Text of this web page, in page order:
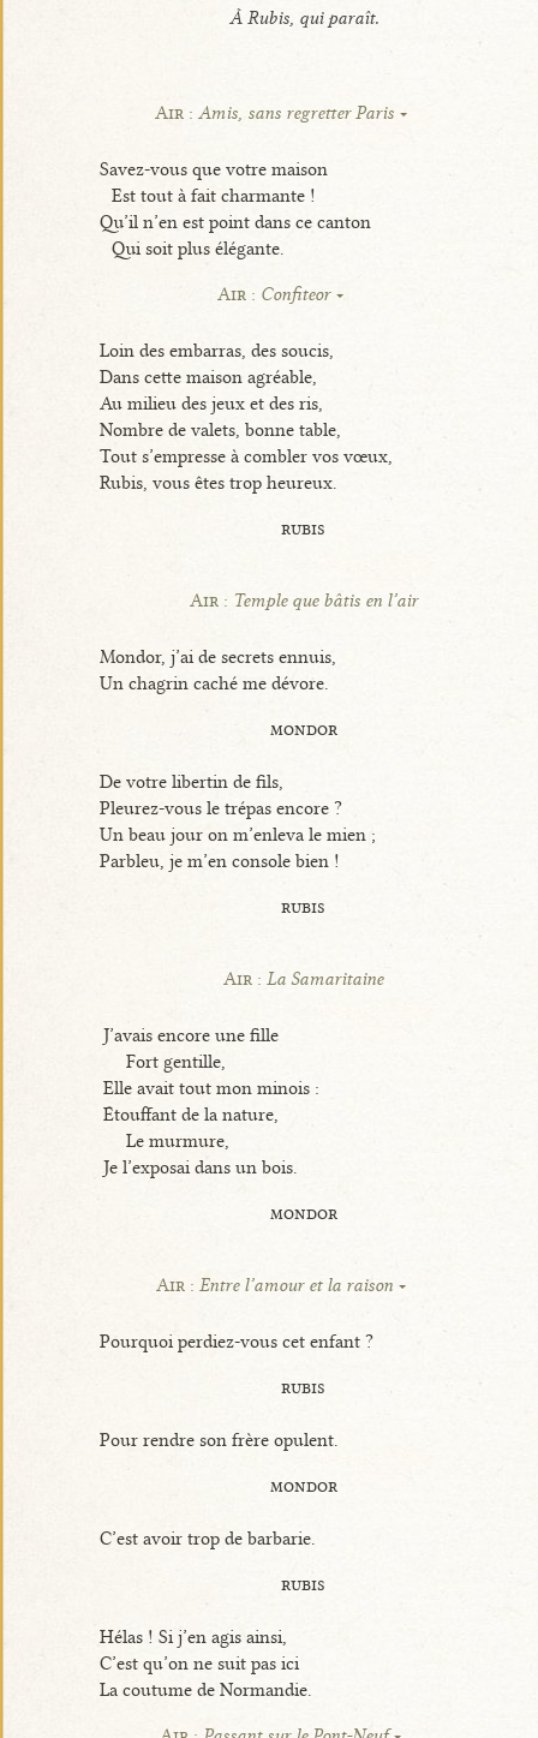
À Rubis, qui paraît.
Air : Amis, sans regretter Paris
Savez-vous que votre maison
Est tout à fait charmante !
Qu’il n’en est point dans ce canton
Qui soit plus élégante.
Air : Confiteor
Loin des embarras, des soucis,
Dans cette maison agréable,
Au milieu des jeux et des ris,
Nombre de valets, bonne table,
Tout s’empresse à combler vos vœux,
Rubis, vous êtes trop heureux.
rubis
Air : Temple que bâtis en l’air
Mondor, j’ai de secrets ennuis,
Un chagrin caché me dévore.
mondor
De votre libertin de fils,
Pleurez-vous le trépas encore ?
Un beau jour on m’enleva le mien ;
Parbleu, je m’en console bien !
rubis
Air :La Samaritaine
J’avais encore une fille
Fort gentille,
Elle avait tout mon minois :
Étouffant de la nature,
Le murmure,
Je l’exposai dans un bois.
mondor
Air : Entre l’amour et la raison
Pourquoi perdiez-vous cet enfant ?
rubis
Pour rendre son frère opulent.
mondor
C’est avoir trop de barbarie.
rubis
Hélas ! Si j’en agis ainsi,
C’est qu’on ne suit pas ici
La coutume de Normandie.